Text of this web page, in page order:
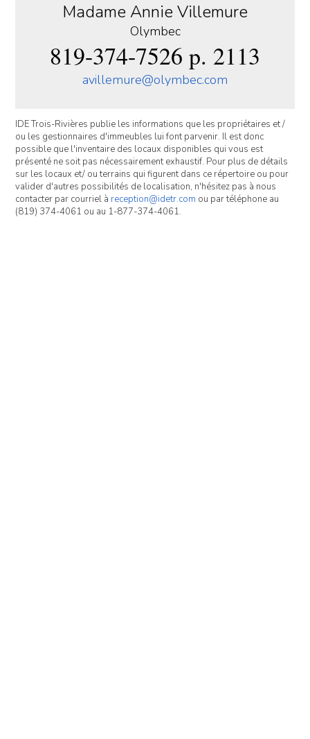
Madame Annie Villemure
Olymbec
819-374-7526 p. 2113
avillemure@olymbec.com
IDE Trois-Rivières publie les informations que les propriétaires et /
ou les gestionnaires d'immeubles lui font parvenir. Il est donc
possible que l'inventaire des locaux disponibles qui vous est
présenté ne soit pas nécessairement exhaustif. Pour plus de détails
sur les locaux et/ ou terrains qui figurent dans ce répertoire ou pour
valider d'autres possibilités de localisation, n'hésitez pas à nous
contacter par courriel à reception@idetr.com ou par téléphone au
(819) 374-4061 ou au 1-877-374-4061.